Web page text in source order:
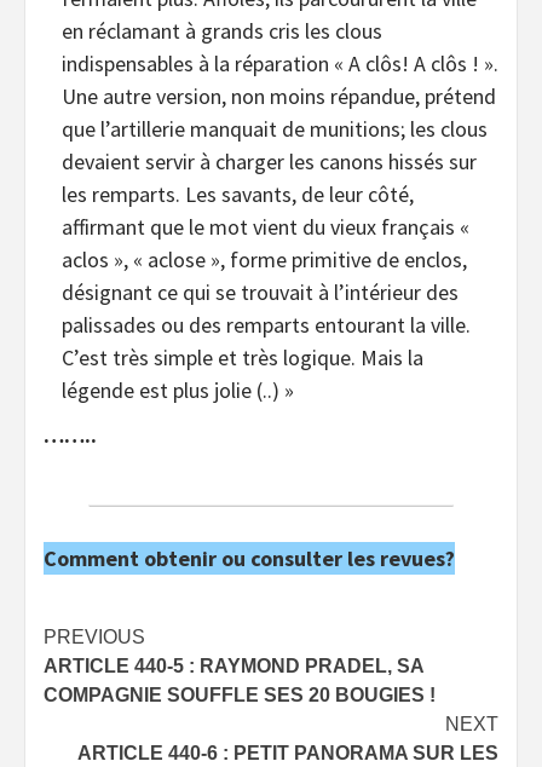
en réclamant à grands cris les clous
indispensables à la réparation « A clôs! A clôs ! ».
Une autre version, non moins répandue, prétend
que l’artillerie manquait de munitions; les clous
devaient servir à charger les canons hissés sur
les remparts. Les savants, de leur côté,
affirmant que le mot vient du vieux français «
aclos », « aclose », forme primitive de enclos,
désignant ce qui se trouvait à l’intérieur des
palissades ou des remparts entourant la ville.
C’est très simple et très logique. Mais la
légende est plus jolie (..) »
……..
Comment obtenir ou consulter les revues?
Post
navigation
PREVIOUS
ARTICLE 440-5 : RAYMOND PRADEL, SA
COMPAGNIE SOUFFLE SES 20 BOUGIES !
NEXT
ARTICLE 440-6 : PETIT PANORAMA SUR LES